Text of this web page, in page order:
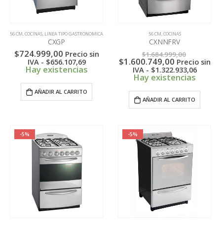
56 CM,COCINAS, LINEA TIPO GASTRONOMICA
CXGP
$724.999,00 Precio sin
IVA - $656.107,69
Hay existencias
AÑADIR AL CARRITO
56 CM,COCINAS
CXNNFRV
$1.684.999,00
precio
original
era:
$1.600.749,00El
precio
actual
Precio sin
IVA - $1.322.933,06
Hay existencias
AÑADIR AL CARRITO
-5% -5%